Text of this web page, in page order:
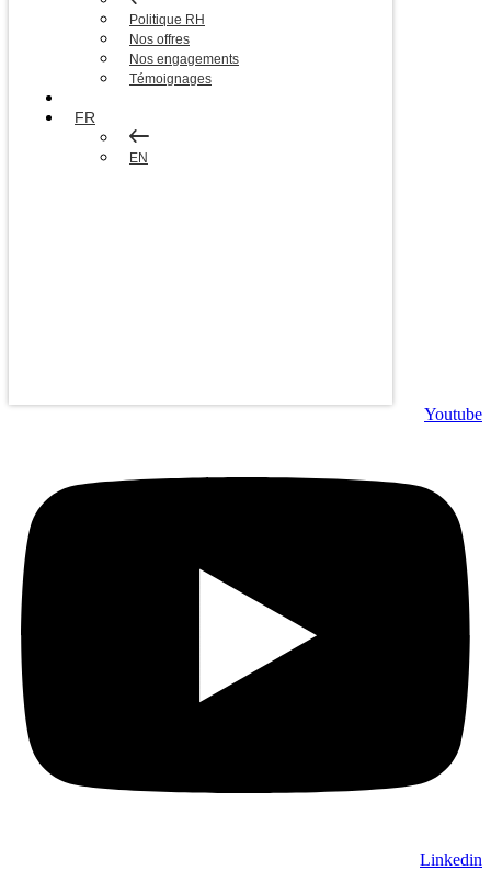
Politique RH
Nos offres
Nos engagements
Témoignages
FR
EN
Youtube
Linkedin